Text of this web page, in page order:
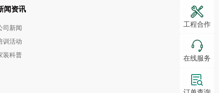
闻资讯
司新闻
训活动
装科普
工程合作
在线服务